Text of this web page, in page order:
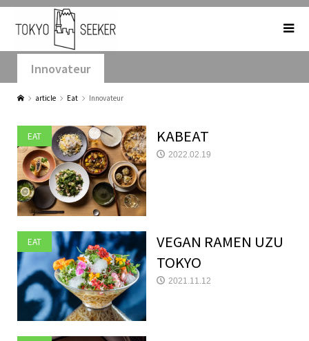
Innovateur
article Eat Innovateur
EAT KABEAT
2022.02.19
EAT
VEGAN RAMEN UZU
TOKYO
2021.11.12